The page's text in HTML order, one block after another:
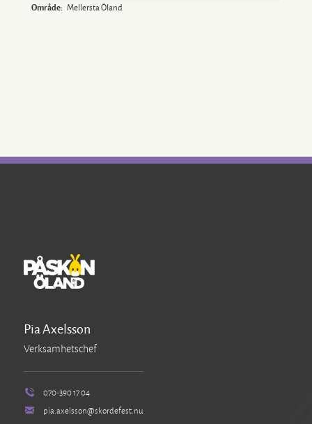
Område: Mellersta Öland
Pia Axelsson
Verksamhetschef
070-390 17 04
pia.axelsson@skordefest.nu